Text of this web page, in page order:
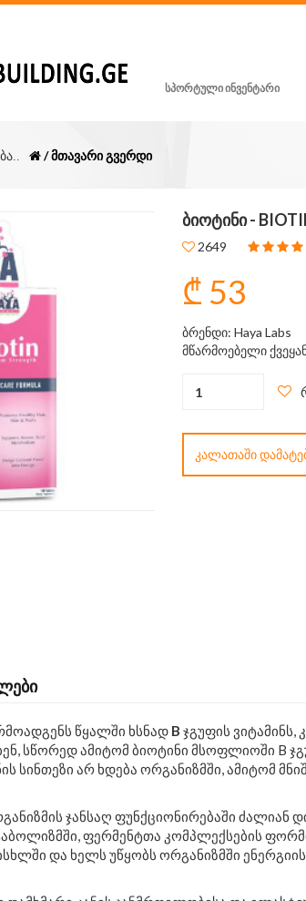
ᲡᲞᲝᲠᲢᲣᲚᲘ ᲘᲜᲕᲔᲜᲢᲐᲠᲘ
/ მთავარი გვერდი
ᲑᲘᲝᲢᲘᲜᲘ -
2649
₾ 53
ბრენდი: Haya Labs
მწარმოებელი
ᲙᲐᲚᲐᲗᲐᲨᲘ
წყალში ხსნად B ჯგუფის ვიტამინს,
სწორედ ამიტომ ბიოტინი მსოფლიოში B
სინთეზი არ ხდება ორგანიზმში, ამიტომ
ჯანსაღ ფუნქციონირებაში ძალიან
ფერმენტთა კომპლექსების
და ხელს უწყობს ორგანიზმში